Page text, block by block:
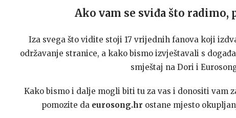
Ako vam se sviđa što radimo,
Iza svega što vidite stoji 17 vrijednih fanova koji
održavanje stranice, a kako bismo izvještavali s
smještaj na Dori i
Kako bismo i dalje mogli biti tu za vas i donositi vam
pomozite da eurosong.hr ostane mjesto